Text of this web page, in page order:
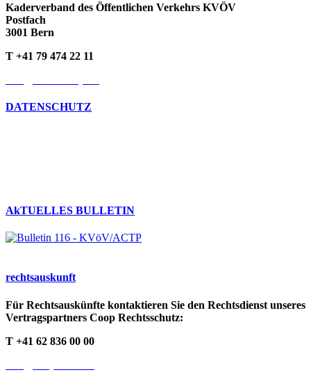
Kaderverband des Öffentlichen Verkehrs KVÖV
Postfach
3001 Bern
T +41 79 474 22 11
DATENSCHUTZ
AkTUELLES BULLETIN
rechts­auskunft
Für Rechtsauskünfte kontaktieren Sie den Rechtsdienst unseres
Vertragspartners Coop Rechtsschutz:
T +41 62 836 00 00